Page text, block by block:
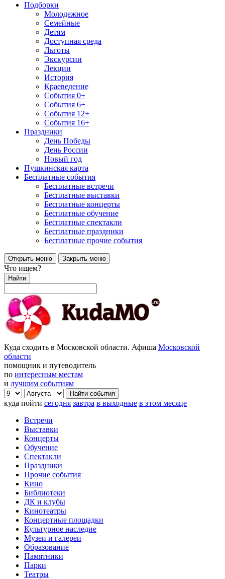
Подборки
Молодежное
Семейные
Детям
Доступная среда
Льготы
Экскурсии
Лекции
История
Краеведение
События 0+
События 6+
События 12+
События 16+
Праздники
День Победы
День России
Новый год
Пушкинская карта
Бесплатные события
Бесплатные встречи
Бесплатные выставки
Бесплатные концерты
Бесплатные обучение
Бесплатные спектакли
Бесплатные праздники
Бесплатные прочие события
Открыть меню Закрыть меню
Что ищем?
Найти
Куда сходить в Московской области. Афиша Московской
области
помощник и путеводитель
по интересным местам
и лучшим событиям
куда пойти сегодня завтра в выходные в этом месяце
Встречи
Выставки
Концерты
Обучение
Спектакли
Праздники
Прочие события
Кино
Библиотеки
ДК и клубы
Кинотеатры
Концертные площадки
Культурное наследие
Музеи и галереи
Образование
Памятники
Парки
Театры